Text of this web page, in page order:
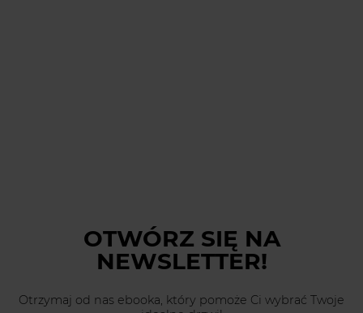
OTWÓRZ SIĘ NA
NEWSLETTER!
Otrzymaj od nas ebooka, który pomoże Ci wybrać Twoje